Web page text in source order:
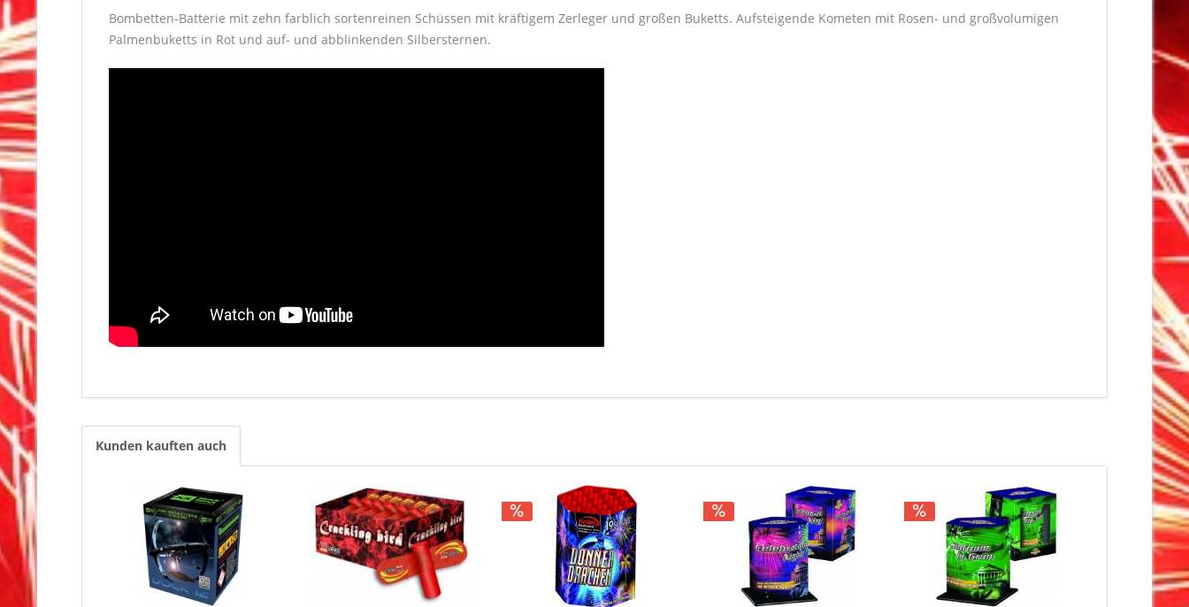
Bombetten-Batterie mit zehn farblich sortenreinen Schüssen mit kräftigem Zerleger und großen Buketts. Aufsteigende Kometen mit Rosen- und großvolumigen
Palmenbuketts in Rot und auf- und abblinkenden Silbersternen.
Kunden kauften auch